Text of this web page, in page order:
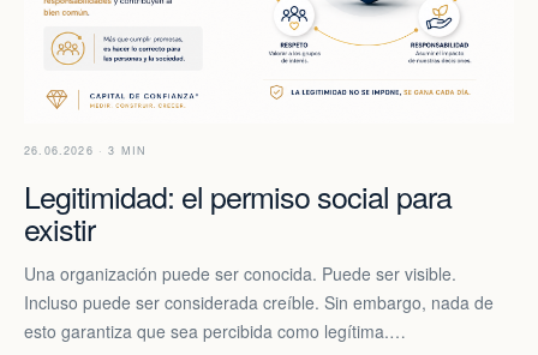
26.06.2026 · 3 MIN
Legitimidad: el permiso social para
existir
Una organización puede ser conocida. Puede ser visible.
Incluso puede ser considerada creíble. Sin embargo, nada de
esto garantiza que sea percibida como legítima.…